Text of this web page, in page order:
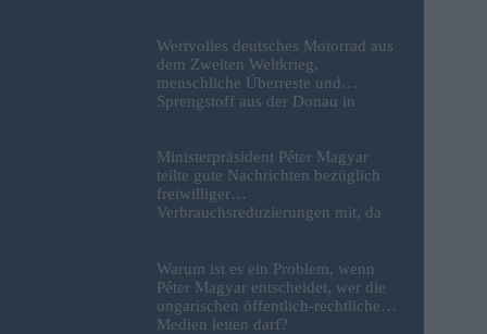
Wertvolles deutsches Motorrad aus
dem Zweiten Weltkrieg,
menschliche Überreste und
Sprengstoff aus der Donau in
Ministerpräsident Péter Magyar
teilte gute Nachrichten bezüglich
freiwilliger
Verbrauchsreduzierungen mit, da
Warum ist es ein Problem, wenn
Péter Magyar entscheidet, wer die
ungarischen öffentlich-rechtlichen
Medien leiten darf?